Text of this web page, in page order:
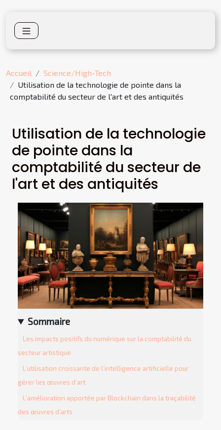
Accueil
Science/High-Tech
Utilisation de la technologie de pointe dans la
comptabilité du secteur de l'art et des antiquités
Utilisation de la technologie
de pointe dans la
comptabilité du secteur de
l'art et des antiquités
Sommaire
Les impacts positifs du numérique sur la comptabilité du
secteur artistique
L’utilisation croissante de l’intelligence artificielle pour
gérer les œuvres d’art
L’amélioration apportée par Blockchain dans la traçabilité
des œuvres d’arts